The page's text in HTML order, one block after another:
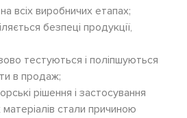
всіх виробничих етапах;
безпеці продукції,
тестуються і поліпшуються
в продаж;
рішення і застосування
стали причиною